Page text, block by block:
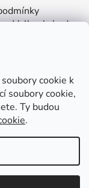
cookie k
soubory cookie,
Ty budou
.
Velkoobchod